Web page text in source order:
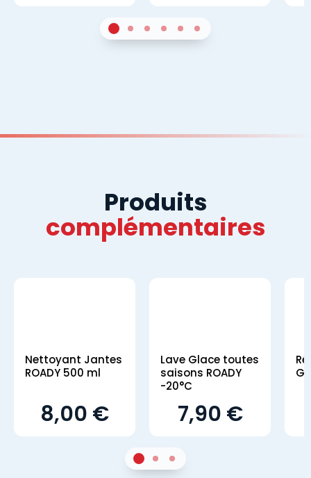
Sur 42Sur 43Sur 44Sur 45Sur 46Sur 4
Produits
complémentaires
Nettoyant Jantes
ROADY 500 ml
8,00 €
Lave Glace toutes
saisons ROADY
-20°C
7,90 €
Sur 22Sur 23Sur 2